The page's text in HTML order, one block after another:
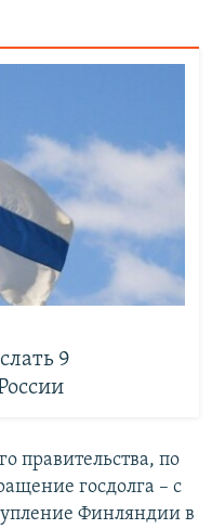
9
правительства, по
госдолга – с
Финляндии в